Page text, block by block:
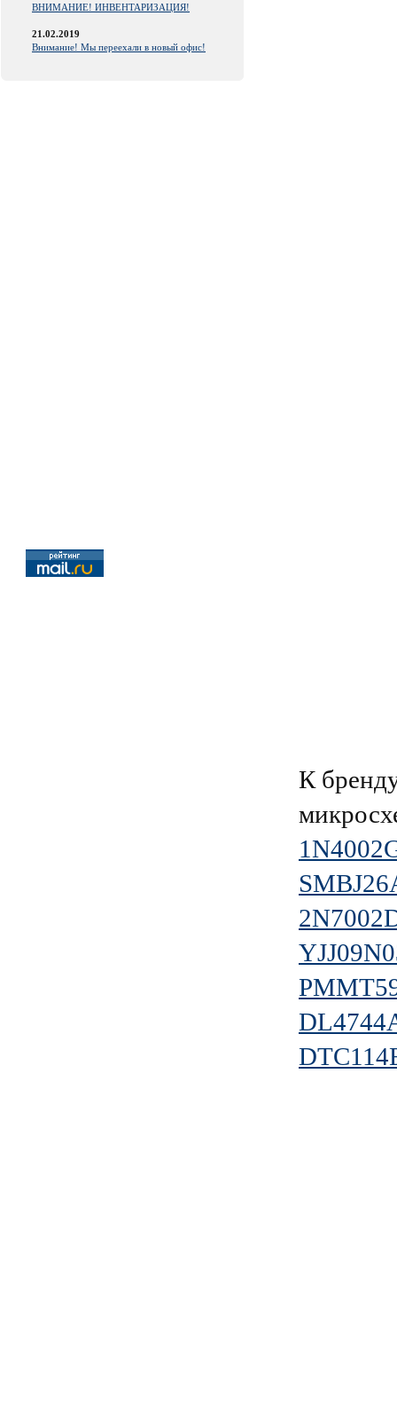
ВНИМАНИЕ! ИНВЕНТАРИЗАЦИЯ!
21.02.2019
Внимание! Мы переехали в новый офис!
К